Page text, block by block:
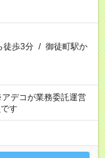
徒歩3分 / 御徒町駅か
デコが業務委託運営
す